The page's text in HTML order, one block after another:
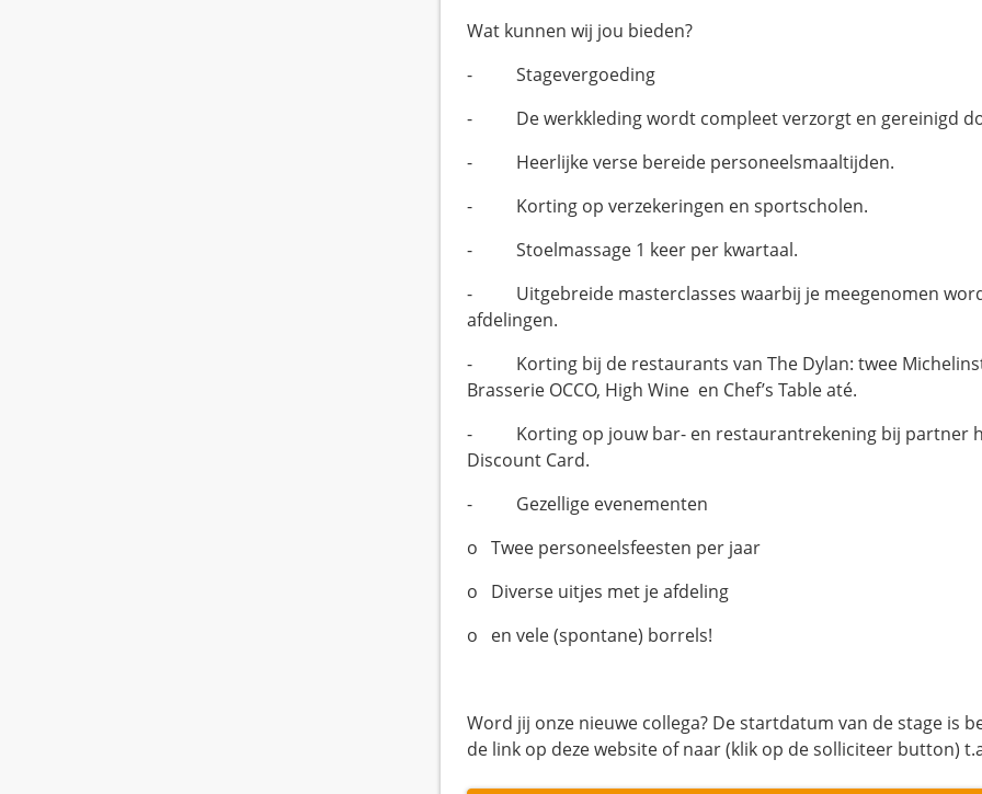
Wat kunnen wij jou bieden?
- Stagevergoeding
- De werkkleding wordt compleet verzorgt en gereinigd
- Heerlijke verse bereide personeelsmaaltijden.
- Korting op verzekeringen en sportscholen.
- Stoelmassage 1 keer per kwartaal.
- Uitgebreide masterclasses waarbij je meegenomen
afdelingen.
- Korting bij de restaurants van The Dylan: twee
Brasserie OCCO, High Wine en Chef’s Table até.
- Korting op jouw bar- en restaurantrekening bij partner
Discount Card.
- Gezellige evenementen
o Twee personeelsfeesten per jaar
o Diverse uitjes met je afdeling
o en vele (spontane) borrels!
Word jij onze nieuwe collega? De startdatum van de stage is
de link op deze website of naar (klik op de solliciteer button)